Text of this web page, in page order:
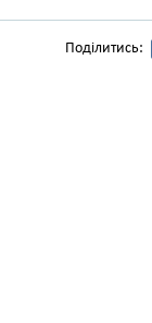
Поділитись: